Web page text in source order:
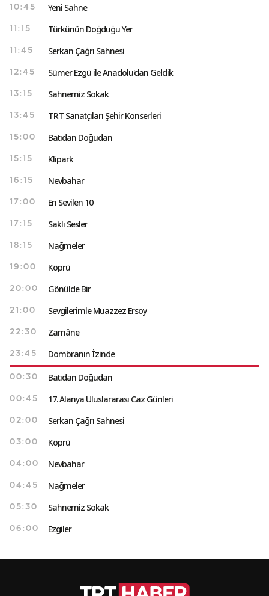
10:45 Yeni Sahne
11:15 Türkünün Doğduğu Yer
11:45 Serkan Çağrı Sahnesi
12:45 Sümer Ezgü ile Anadolu'dan Geldik
13:15 Sahnemiz Sokak
13:45 TRT Sanatçıları Şehir Konserleri
15:00 Batıdan Doğudan
15:15 Klipark
16:15 Nevbahar
17:00 En Sevilen 10
17:15 Saklı Sesler
18:15 Nağmeler
19:00 Köprü
20:00 Gönülde Bir
21:00 Sevgilerimle Muazzez Ersoy
22:30 Zamâne
23:45 Dombranın İzinde
00:30 Batıdan Doğudan
00:45 17. Alanya Uluslararası Caz Günleri
02:00 Serkan Çağrı Sahnesi
03:00 Köprü
04:00 Nevbahar
04:45 Nağmeler
05:30 Sahnemiz Sokak
06:00 Ezgiler